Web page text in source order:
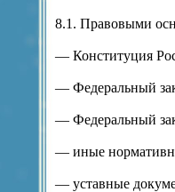
8.1. Правовыми
— Конституция
— Федеральный
— Федеральный
— иные
— уставные